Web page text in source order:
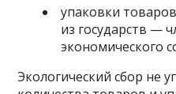
упаковки
из государств —
экономического
Экологический сбор не